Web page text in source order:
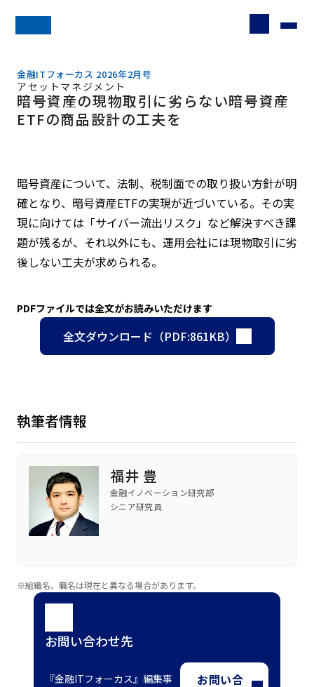
金融ITフォーカス 2026年2月号
アセットマネジメント
暗号資産の現物取引に劣らない暗号資産
ETFの商品設計の工夫を
暗号資産について、法制、税制面での取り扱い方針が明
確となり、暗号資産ETFの実現が近づいている。その実
現に向けては「サイバー流出リスク」など解決すべき課
題が残るが、それ以外にも、運用会社には現物取引に劣
後しない工夫が求められる。
PDFファイルでは全文がお読みいただけます
全文ダウンロード（PDF:861KB）
執筆者情報
福井 豊
金融イノベーション研究部
シニア研究員
※組織名、職名は現在と異なる場合があります。
お問い合わせ先
『金融ITフォーカス』編集事
お問い合